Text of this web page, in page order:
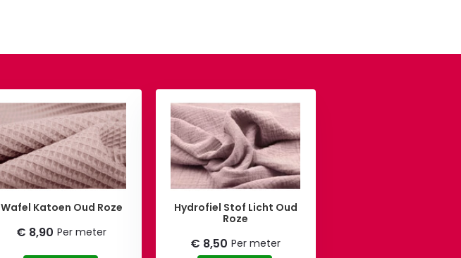
Wafel Katoen Oud Roze
€ 8,90 Per meter
Hydrofiel Stof Licht Oud
Roze
€ 8,50 Per meter